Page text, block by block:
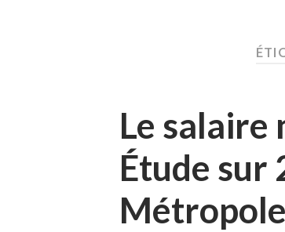
Le salaire
Étude sur
Métropole